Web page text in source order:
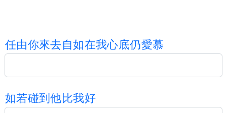
任由你來去 自如在我心底仍愛慕
如若碰到 他 比我好